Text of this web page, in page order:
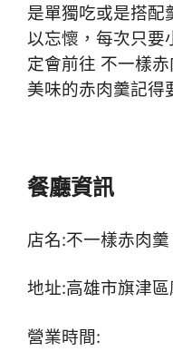
是單獨吃或是搭配
以忘懷，每次只要
定會前往 不一樣
美味的赤肉羹記得
餐廳資訊
店名:不一樣赤肉羹
地址:高雄市旗津
營業時間: